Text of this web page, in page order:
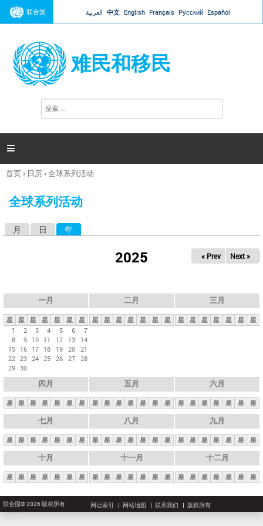
Jump to navigation
联合国 العربية 中文 English Français Русский Español
难民和移民
搜
索

你
这
首页› 日历›全球系列活动
全球系列活动
月 日 年
2025 « Prev Next »
一月
星 星 星 星 星 星
星
1
2 3 4 5 6
7
8
9 10 11 12 13
14
15 16 17 18 19 20 21
22 23 24 25 26 27 28
29 30
二月
星 星 星 星 星 星 星
三月
星 星 星 星 星 星 星
四月
星 星 星 星 星 星 星
五月
星 星 星 星 星 星 星
六月
星 星 星 星 星 星 星
七月
星 星 星 星 星 星 星
八月
星 星 星 星 星 星 星
九月
星 星 星 星 星 星 星
十月
星 星 星 星 星 星 星
十一月
星 星 星 星 星 星 星
十二月
星 星 星 星 星 星 星
联合国© 2026 版权所有 网址索引 网站地图 联系我们 版权所有